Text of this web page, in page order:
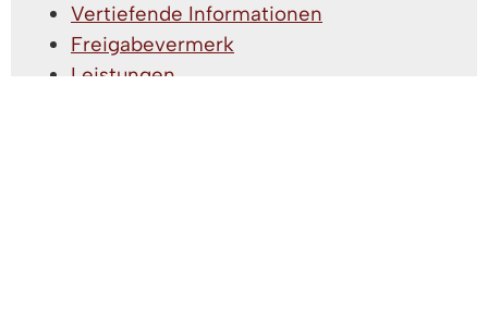
Vertiefende Informationen
Freigabevermerk
Leistungen